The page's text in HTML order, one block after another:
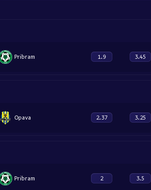
Pribram 1.9 3.45
Opava 2.37 3.25
Pribram 2 3.5